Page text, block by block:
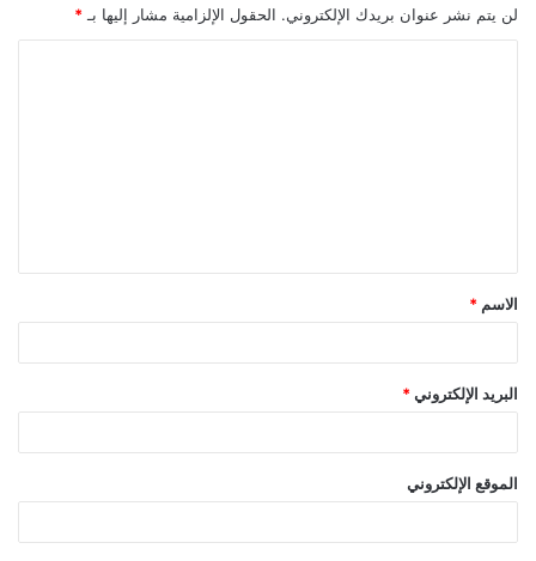
لن يتم نشر عنوان بريدك الإلكتروني. الحقول الإلزامية مشار إليها بـ *
الاسم *
البريد الإلكتروني *
الموقع الإلكتروني